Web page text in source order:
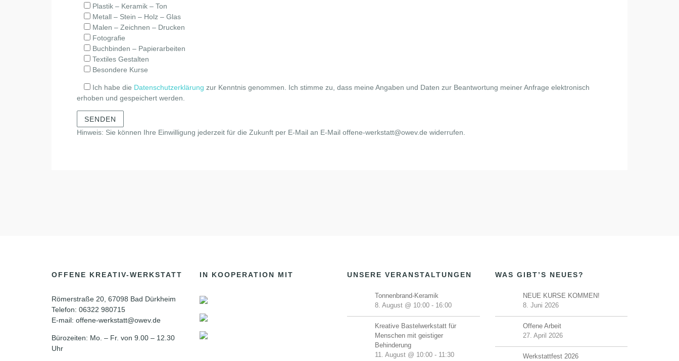
Plastik – Keramik – Ton
Metall – Stein – Holz – Glas
Malen – Zeichnen – Drucken
Fotografie
Buchbinden – Papierarbeiten
Textiles Gestalten
Besondere Kurse
Ich habe die Datenschutzerklärung zur Kenntnis genommen. Ich stimme zu, dass meine Angaben und Daten zur Beantwortung meiner Anfrage elektronisch
erhoben und gespeichert werden.
Hinweis: Sie können Ihre Einwilligung jederzeit für die Zukunft per E-Mail an E-Mail offene-werkstatt@owev.de widerrufen.
OFFENE KREATIV-WERKSTATT
Römerstraße 20, 67098 Bad Dürkheim
Telefon: 06322 980715
E-mail: offene-werkstatt@owev.de
Bürozeiten: Mo. – Fr. von 9.00 – 12.30
Uhr
IN KOOPERATION MIT UNSERE VERANSTALTUNGEN
Tonnenbrand-Keramik
8. August @ 10:00 - 16:00
Kreative Bastelwerkstatt für
Menschen mit geistiger
Behinderung
11. August @ 10:00 - 11:30
WAS GIBT’S NEUES?
NEUE KURSE KOMMEN!
8. Juni 2026
Offene Arbeit
27. April 2026
Werkstattfest 2026